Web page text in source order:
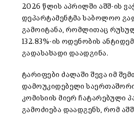
2026 წლის აპრილში აშშ-ის
დეპარტამენტმა საბოლოო
გამოიტანა, რომლითაც
132.83%-ის ოდენობის
გადასახადი დაადგინა.
ტარიფები ძალაში შევა იმ
დამოუკიდებელი
კომისიის მიერ ჩატარებული
გამოძიება დაადგენს, რომ